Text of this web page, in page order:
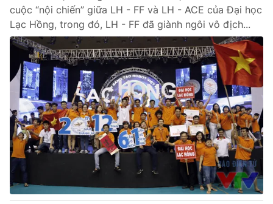
cuộc “nội chiến” giữa LH - FF và LH - ACE của Đại học
Lạc Hồng, trong đó, LH - FF đã giành ngôi vô địch...